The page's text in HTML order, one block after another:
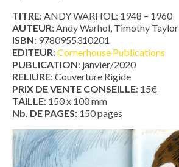
TITRE: ANDY WARHOL: 1948 – 1960
AUTEUR: Andy Warhol, Timothy Taylor
ISBN: 9780955310201
EDITEUR: Cornerhouse Publications
PUBLICATION: janvier/2020
RELIURE: Couverture Rigide
PRIX DE VENTE CONSEILLE: 15€
TAILLE: 150 x 100 mm
Nb. DE PAGES: 150 pages